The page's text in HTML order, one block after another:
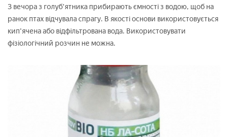
З вечора з голуб'ятника прибирають ємності з водою, щоб на
ранок птах відчувала спрагу. В якості основи використовується
кип'ячена або відфільтрована вода. Використовувати
фізіологічний розчин не можна.